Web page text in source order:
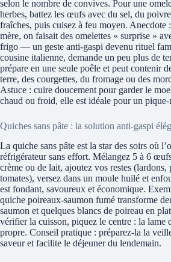
selon le nombre de convives. Pour une
herbes, battez les œufs avec du sel, du
fraîches, puis cuisez à feu moyen. Anecdote
mère, on faisait des omelettes « surprise »
frigo — un geste anti-gaspi devenu rituel
cousine italienne, demande un peu plus de
prépare en une seule poêle et peut contenir
terre, des courgettes, du fromage ou des
Astuce : cuire doucement pour garder le
chaud ou froid, elle est idéale pour un pique-
Quiches sans pâte : la solution anti-gaspi
La quiche sans pâte est la star des soirs où
réfrigérateur sans effort. Mélangez 5 à 6
crème ou de lait, ajoutez vos restes (lardons,
tomates), versez dans un moule huilé et
est fondant, savoureux et économique.
quiche poireaux-saumon fumé transforme
saumon et quelques blancs de poireau en
vérifier la cuisson, piquez le centre : la lame
propre. Conseil pratique : préparez-la la
saveur et facilite le déjeuner du lendemain.